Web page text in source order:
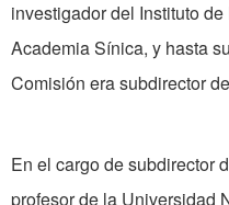
investigador del Instituto
Academia Sínica, y hasta
Comisión era subdirector
En el cargo de subdirector
profesor de la Universidad